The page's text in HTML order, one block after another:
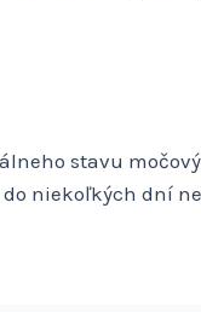
stavu
niekoľkých dní